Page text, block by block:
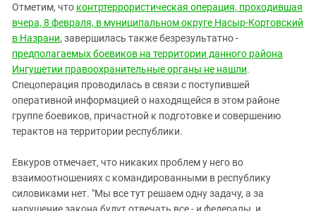
Отметим, что контртеррористическая операция, проходившая
вчера, 8 февраля, в муниципальном округе Насыр-Кортовский
в Назрани, завершилась также безрезультатно -
предполагаемых боевиков на территории данного района
Ингушетии правоохранительные органы не нашли.
Спецоперация проводилась в связи с поступившей
оперативной информацией о находящейся в этом районе
группе боевиков, причастной к подготовке и совершению
терактов на территории республики.
Евкуров отмечает, что никаких проблем у него во
взаимоотношениях с командированными в республику
силовиками нет. "Мы все тут решаем одну задачу, а за